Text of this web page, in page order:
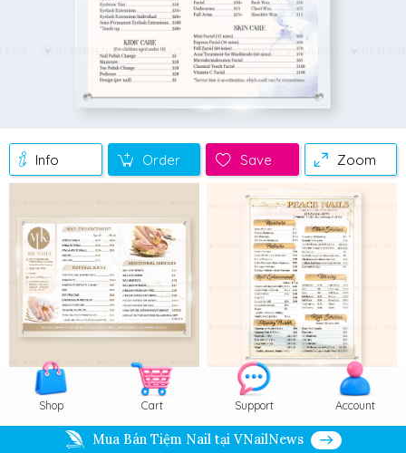
Info Order Save Zoom
Shop Cart Support Account
Mua Bán Tiệm Nail tại VNailNews